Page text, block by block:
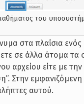
του
στα πλαίσια
σε άλλα άτομα τα
αρχείου είτε με
Στην
αυτού.